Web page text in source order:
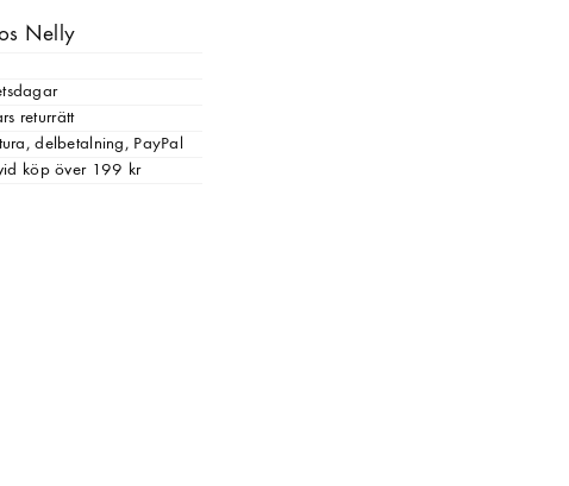
Nelly
returrätt
delbetalning, PayPal
köp över 199 kr